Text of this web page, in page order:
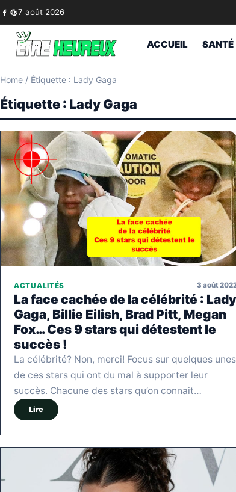
Skip to content
7 août 2026
ACCUEIL SANTÉ
Home / Étiquette : Lady Gaga
Étiquette : Lady Gaga
ACTUALITÉS 3 août
La face cachée de la célébrité : Lady
Gaga, Billie Eilish, Brad Pitt, Megan
Fox… Ces 9 stars qui détestent le
succès !
La célébrité? Non, merci! Focus sur quelques unes
de ces stars qui ont du mal à supporter leur
succès. Chacune des stars qu’on connait…
Lire